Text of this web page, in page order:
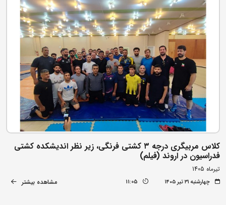
کلاس مربیگری درجه ۳ کشتی فرنگی، زیر نظر اندیشکده کشتی
فدراسیون در اروند (فیلم)
تیرماه 1405
چهارشنبه ۳۱ تیر ۱۴۰۵ 11:05 مشاهده بیشتر